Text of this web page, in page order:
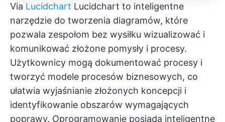
Via Lucidchart Lucidchart to inteligentne
narzędzie do tworzenia diagramów, które
pozwala zespołom bez wysiłku wizualizować i
komunikować złożone pomysły i procesy.
Użytkownicy mogą dokumentować procesy i
tworzyć modele procesów biznesowych, co
ułatwia wyjaśnianie złożonych koncepcji i
identyfikowanie obszarów wymagających
poprawy. Oprogramowanie posiada inteligentne